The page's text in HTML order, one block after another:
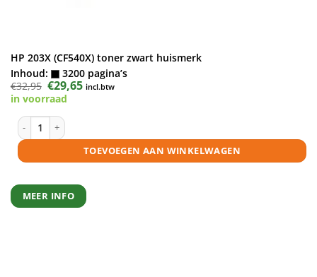
HP 203X (CF540X) toner zwart huismerk
Inhoud:
3200 pagina’s
€32,95 Oorspronkelijke
prijs
was:
€29,65Huidige
prijs
incl.btw
in voorraad
HP 203X (CF540X) toner zwart huismerk aantal
TOEVOEGEN AAN WINKELWAGEN
MEER INFO